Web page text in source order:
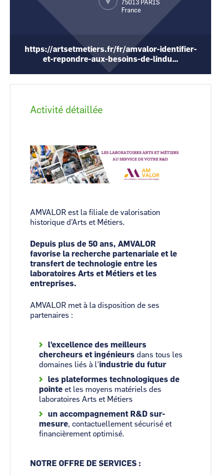
CCI BusinessCCI Business
Occitanie
CCI Business
Pays de la Loire
75013 PARIS
France
https://artsetmetiers.fr/fr/amvalor-identifier-
et-repondre-aux-besoins-de-lindu…
Activité détaillée
Image
AMVALOR est la filiale de valorisation
historique d'Arts et Métiers.
Depuis plus de 50 ans, AMVALOR
favorise la recherche partenariale et le
transfert de technologie entre les
laboratoires Arts et Métiers et les
entreprises.
AMVALOR met à la disposition de ses
partenaires :
l'excellence des meilleurs
chercheurs et ingénieurs dans tous les
domaines liés à l'industrie du futur
les plateformes technologiques de
pointe et les moyens matériels des
laboratoires Arts et Métiers
un accompagnement R&D sur-
mesure, contactuellement sécurisé et
financièrement optimisé.
NOTRE OFFRE DE SERVICES :